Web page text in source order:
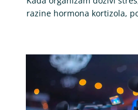
razine hormona kortizola,